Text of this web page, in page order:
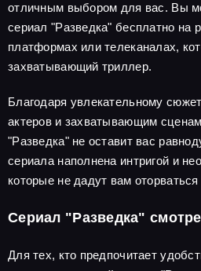
отличным выбором для вас. Вы
сериал "Разведка" бесплатно на
платформах или телеканалах,
захватывающий триллер.
Благодаря увлекательному
актеров и захватывающим
"Разведка" не оставит вас
сериала наполнена интригой и
которые не дадут вам оторваться
Сериал "Разведка"
Для тех, кто предпочитает